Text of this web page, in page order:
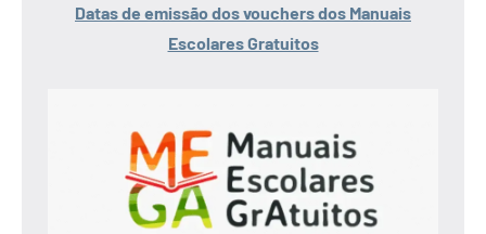
Datas de emissão dos vouchers dos Manuais
Escolares Gratuitos